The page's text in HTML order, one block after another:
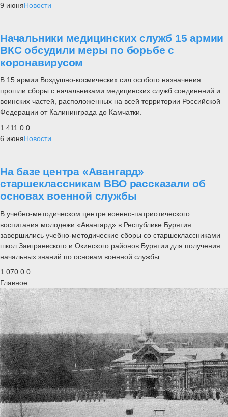
9 июняНовости
Начальники медицинских служб 15 армии
ВКС обсудили меры по борьбе с
коронавирусом
В 15 армии Воздушно-космических сил особого назначения
прошли сборы с начальниками медицинских служб соединений и
воинских частей, расположенных на всей территории Российской
Федерации от Калининграда до Камчатки.
1 411 0 0
6 июняНовости
На базе центра «Авангард»
старшеклассникам ВВО рассказали об
основах военной службы
В учебно-методическом центре военно-патриотического
воспитания молодежи «Авангард» в Республике Бурятия
завершились учебно-методические сборы со старшеклассниками
школ Заиграевского и Окинского районов Бурятии для получения
начальных знаний по основам военной службы.
1 070 0 0
Главное